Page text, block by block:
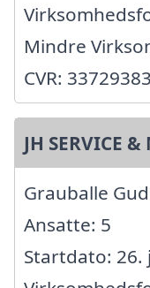
Mindre
CVR: 33729383
JH SERVICE
Grauballe
Ansatte: 5
Startdato: 26.